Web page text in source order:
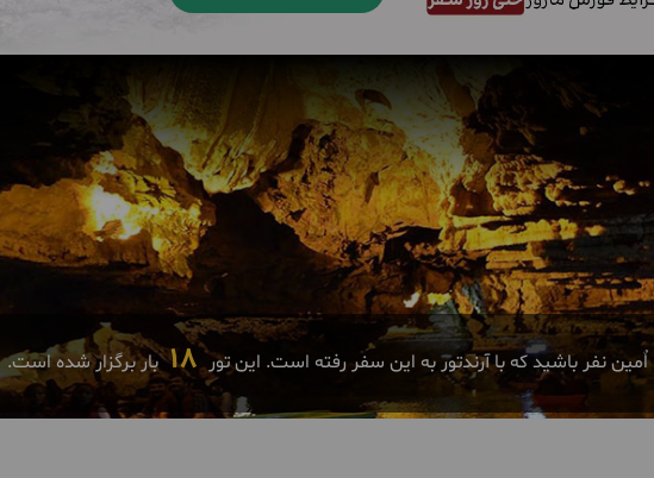
اٌمین نفر باشید که با آرندتور به این سفر رفته است. این تور 18 بار برگزار شده است.